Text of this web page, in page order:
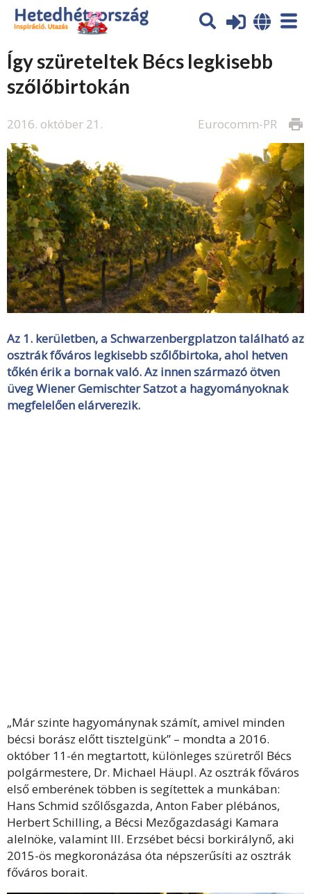
Így szüreteltek Bécs legkisebb
szőlőbirtokán
2016. október 21. print
Eurocomm-PR
Az 1. kerületben, a Schwarzenbergplatzon található az
osztrák főváros legkisebb szőlőbirtoka, ahol hetven
tőkén érik a bornak való. Az innen származó ötven
üveg Wiener Gemischter Satzot a hagyományoknak
megfelelően elárverezik.
„Már szinte hagyománynak számít, amivel minden
bécsi borász előtt tisztelgünk” – mondta a 2016.
október 11-én megtartott, különleges szüretről Bécs
polgármestere, Dr. Michael Häupl. Az osztrák főváros
első emberének többen is segítettek a munkában:
Hans Schmid szőlősgazda, Anton Faber plébános,
Herbert Schilling, a Bécsi Mezőgazdasági Kamara
alelnöke, valamint III. Erzsébet bécsi borkirálynő, aki
2015-ös megkoronázása óta népszerűsíti az osztrák
főváros borait.